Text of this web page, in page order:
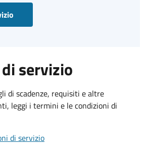
servizio
di scadenze, requisiti e altre
leggi i termini e le condizioni di
di servizio